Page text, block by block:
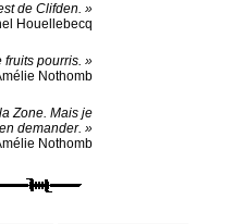
de Clifden. »
Houellebecq
fruits pourris. »
Nothomb
Zone. Mais je
demander. »
Nothomb